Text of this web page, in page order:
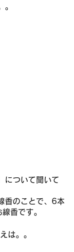
。
について聞いて
香のことで、6本
香です。
は。。